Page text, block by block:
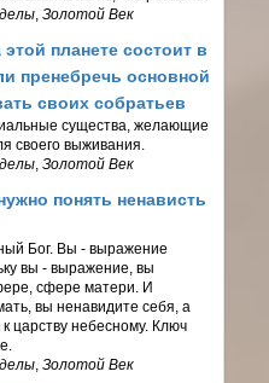
,Золотой Век
планете состоит в
пренебречь основной
своих собратьев
существа, желающие
своего выживания.
,Золотой Век
понять ненависть
Бог. Вы - выражение
вы - выражение, вы
сфере матери. И
вы ненавидите себя, а
царству небесному. Ключ
,Золотой Век